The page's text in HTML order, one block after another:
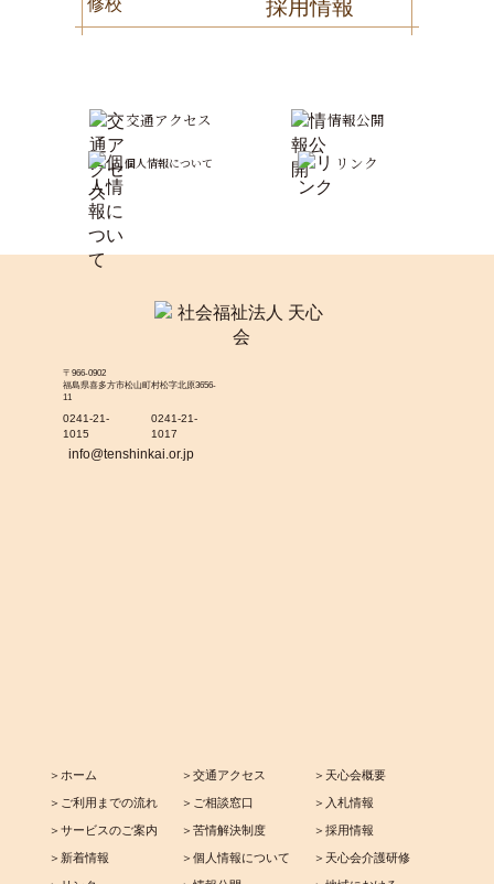
採用情報
交通アクセス 情報公開
個人情報について リンク
〒966-0902
福島県喜多方市松山町村松字北原3656-
11
0241-21-
1015
0241-21-
1017
info@tenshinkai.or.jp
＞ホーム
＞ご利用までの流れ
＞サービスのご案内
＞新着情報
＞交通アクセス
＞ご相談窓口
＞苦情解決制度
＞個人情報について
＞天心会概要
＞入札情報
＞採用情報
＞天心会介護研修